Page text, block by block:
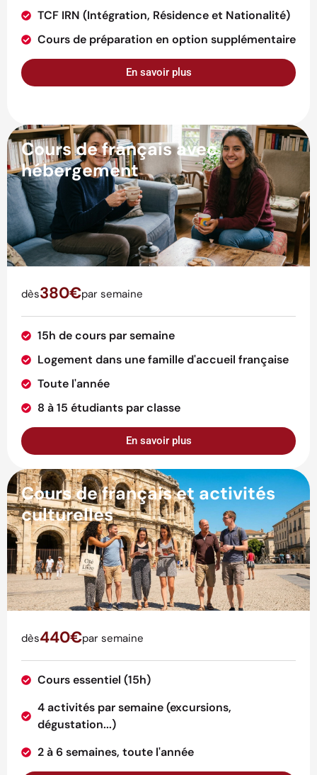
TCF IRN (Intégration, Résidence et Nationalité)
Cours de préparation en option supplémentaire
En savoir plus
Cours de français avec
hébergement
dès380€par semaine
15h de cours par semaine
Logement dans une famille d'accueil française
Toute l'année
8 à 15 étudiants par classe
En savoir plus
Cours de français et activités
culturelles
dès440€par semaine
Cours essentiel (15h)
4 activités par semaine (excursions,
dégustation...)
2 à 6 semaines, toute l'année